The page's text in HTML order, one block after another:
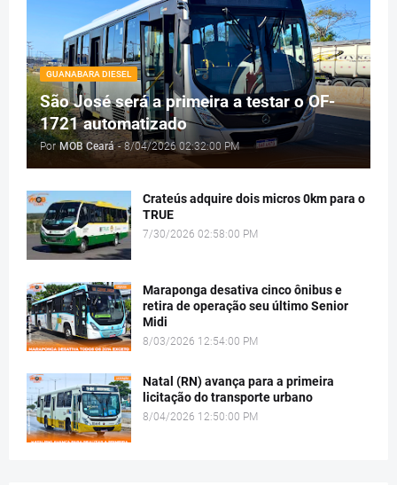
GUANABARA DIESEL
São José será a primeira a testar o OF-
1721 automatizado
Por MOB Ceará - 8/04/2026 02:32:00 PM
Crateús adquire dois micros 0km para o
TRUE
7/30/2026 02:58:00 PM
Maraponga desativa cinco ônibus e
retira de operação seu último Senior
Midi
8/03/2026 12:54:00 PM
Natal (RN) avança para a primeira
licitação do transporte urbano
8/04/2026 12:50:00 PM